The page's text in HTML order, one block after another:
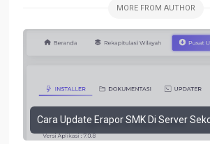
MORE FROM AUTHOR
Cara Update Erapor SMK Di Server